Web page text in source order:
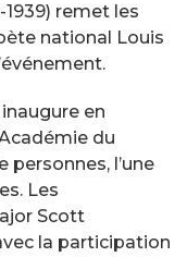
remet les
national Louis
en
du
personnes, l’une
Les
Scott
la participation